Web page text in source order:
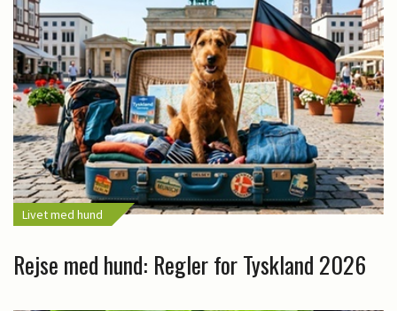
Livet med hund
Rejse med hund: Regler for Tyskland 2026